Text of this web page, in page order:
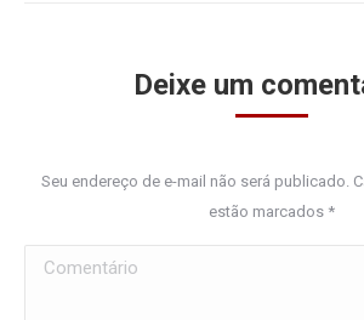
Deixe um
Seu endereço de e-mail não será publicado.
estão marcados *
Comentário